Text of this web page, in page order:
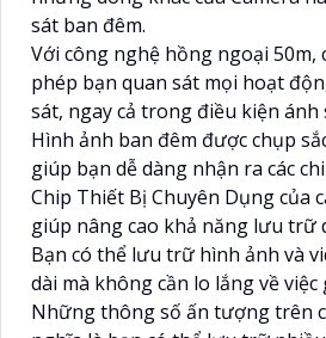
sát ban đêm.
Với công nghệ hồng ngoại 50m,
phép bạn quan sát mọi hoạt
sát, ngay cả trong điều kiện ánh
Hình ảnh ban đêm được chụp
giúp bạn dễ dàng nhận ra các
Chip Thiết Bị Chuyên Dụng của
giúp nâng cao khả năng lưu trữ
Bạn có thể lưu trữ hình ảnh và
dài mà không cần lo lắng về việc
Những thông số ấn tượng trên